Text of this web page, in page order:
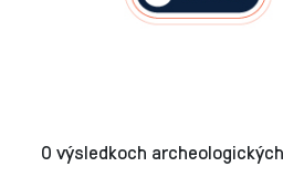
O výsledkoch